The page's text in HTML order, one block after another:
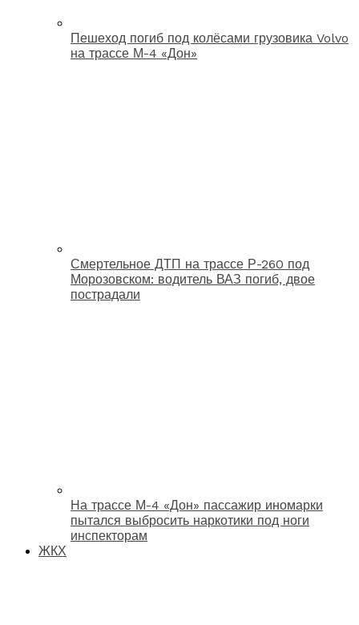
Пешеход погиб под колёсами грузовика Volvo
на трассе М-4 «Дон»
Смертельное ДТП на трассе Р-260 под
Морозовском: водитель ВАЗ погиб, двое
пострадали
На трассе М-4 «Дон» пассажир иномарки
пытался выбросить наркотики под ноги
инспекторам
ЖКХ